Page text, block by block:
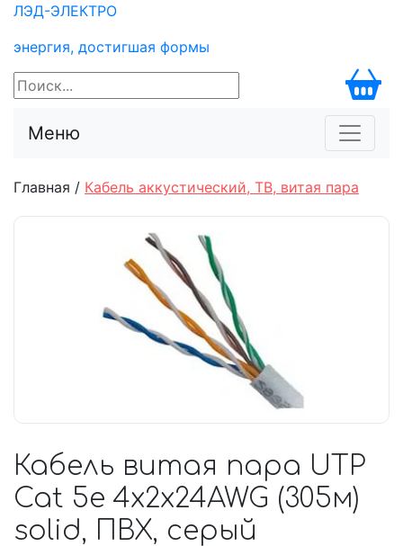
ЛЭД-ЭЛЕКТРО
энергия, достигшая формы
Меню
Главная / Кабель аккустический, ТВ, витая пара
Кабель витая пара UTP
Cat 5е 4х2х24AWG (305м)
solid, ПВХ, серый